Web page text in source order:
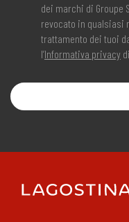
dei marchi di Groupe
revocato in qualsiasi
trattamento dei tuoi
l’Informativa privacy